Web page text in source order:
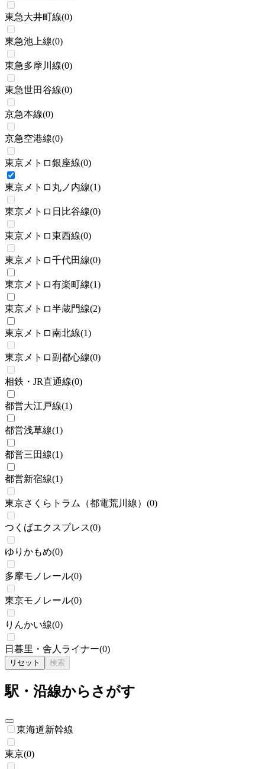
東急大井町線(0)
東急池上線(0)
東急多摩川線(0)
東急世田谷線(0)
京急本線(0)
京急空港線(0)
東京メトロ銀座線(0)
東京メトロ丸ノ内線(1)
東京メトロ日比谷線(0)
東京メトロ東西線(0)
東京メトロ千代田線(0)
東京メトロ有楽町線(1)
東京メトロ半蔵門線(2)
東京メトロ南北線(1)
東京メトロ副都心線(0)
相鉄・JR直通線(0)
都営大江戸線(1)
都営浅草線(1)
都営三田線(1)
都営新宿線(1)
東京さくらトラム（都電荒川線） (0)
つくばエクスプレス(0)
ゆりかもめ(0)
多摩モノレール(0)
東京モノレール(0)
りんかい線(0)
日暮里・舎人ライナー(0)
リセット 検索
駅・沿線からさがす
東海道新幹線
東京(0)